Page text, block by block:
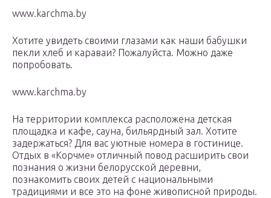
www.karchma.by
Хотите увидеть своими глазами как наши бабушки
пекли хлеб и караваи? Пожалуйста. Можно даже
попробовать.
www.karchma.by
На территории комплекса расположена детская
площадка и кафе, сауна, бильярдный зал. Хотите
задержаться? Для вас уютные номера в гостинице.
Отдых в «Корчме» отличный повод расширить свои
познания о жизни белорусской деревни,
познакомить своих детей с национальными
традициями и все это на фоне живописной природы.